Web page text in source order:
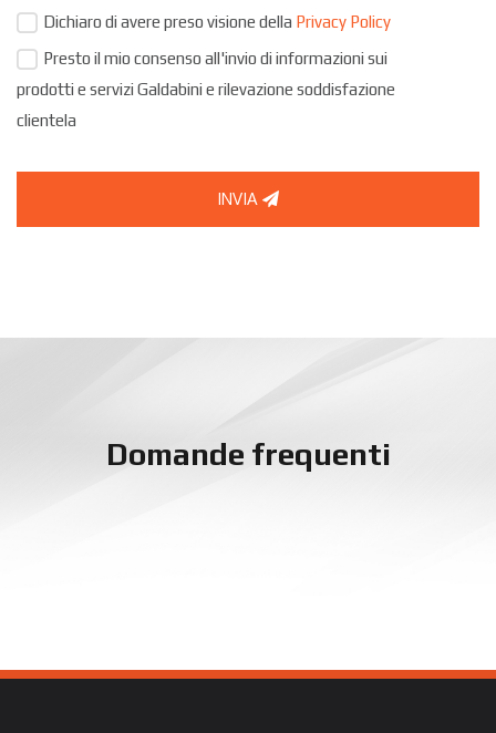
Dichiaro di avere preso visione della Privacy Policy
Presto il mio consenso all'invio di informazioni sui
prodotti e servizi Galdabini e rilevazione soddisfazione
clientela
INVIA
Domande frequenti